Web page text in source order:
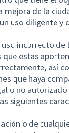
mejora de la
uso diligente y
uso incorrecto
estas
así
que haya
o no
siguientes
o de